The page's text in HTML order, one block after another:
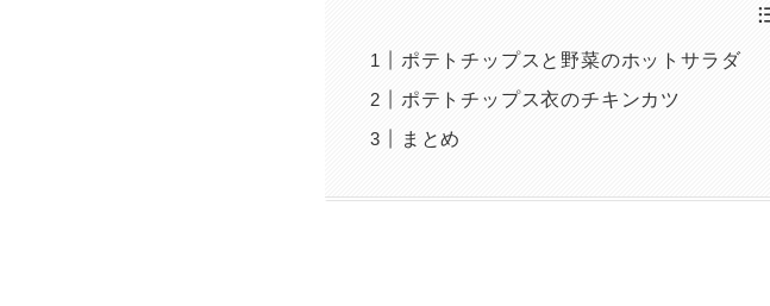
ポテトチップスと野菜のホットサラダ
ポテトチップス衣のチキンカツ
まとめ